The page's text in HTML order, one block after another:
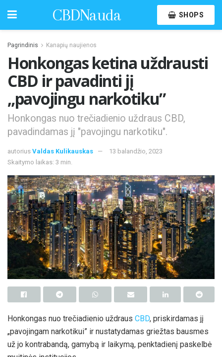
CBDNauda SHOPS
Pagrindinis Kanapių naujienos
Honkongas ketina uždrausti
CBD ir pavadinti jį
„pavojingu narkotiku”
Honkongas nuo trečiadienio uždraus CBD,
pavadindamas jį "pavojingu narkotiku".
autorius Valdas Kulikauskas
13 balandžio, 2023
Skaitymo laikas: 3 min.
Honkongas nuo trečiadienio uždraus CBD, priskirdamas jį
„pavojingam narkotikui” ir nustatydamas griežtas bausmes
už jo kontrabandą, gamybą ir laikymą, penktadienį paskelbė